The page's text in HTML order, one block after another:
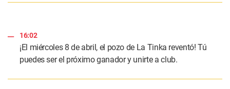
16:02
¡El miércoles 8 de abril, el pozo de La Tinka reventó! Tú
puedes ser el próximo ganador y unirte a club.